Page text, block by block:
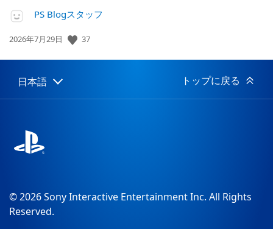
PS Blogスタッフ
公
日:
2026年7月29日 37
Select
a
Current
region:
日本語 トップに戻る
© 2026 Sony Interactive Entertainment Inc. All Rights
Reserved.